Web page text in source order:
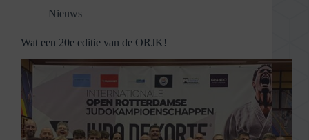
Nieuws
Wat een 20e editie van de ORJK!